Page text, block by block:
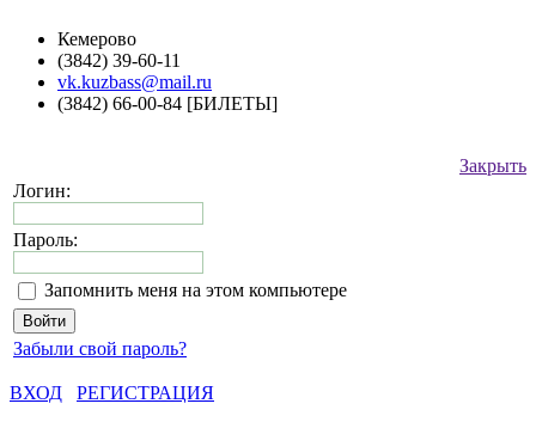
Кемерово
(3842) 39-60-11
vk.kuzbass@mail.ru
(3842) 66-00-84 [БИЛЕТЫ]
Закрыть
Логин:
Пароль:
Запомнить меня на этом компьютере
Забыли свой пароль?
ВХОД
РЕГИСТРАЦИЯ